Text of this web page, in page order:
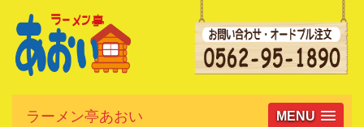
ラーメン亭あおい MENU